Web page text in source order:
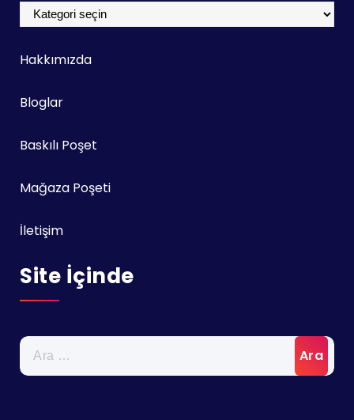
Kategoriler
Hakkımızda
Bloglar
Baskılı Poşet
Mağaza Poşeti
İletişim
Site İçinde
Arama: